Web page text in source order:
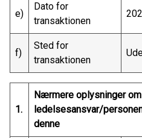
e)
Dato for
transaktionen
f)
Sted for
transaktionen
1.
Nærmere oplysninger
ledelsesansvar/
denne